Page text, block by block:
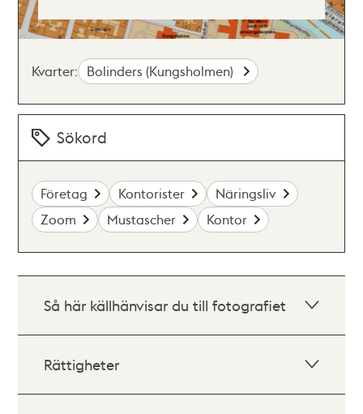
Kvarter: Bolinders (Kungsholmen)
Sökord
Företag Kontorister
Näringsliv
Zoom
Mustascher Kontor
Så här källhänvisar du till fotografiet
Rättigheter